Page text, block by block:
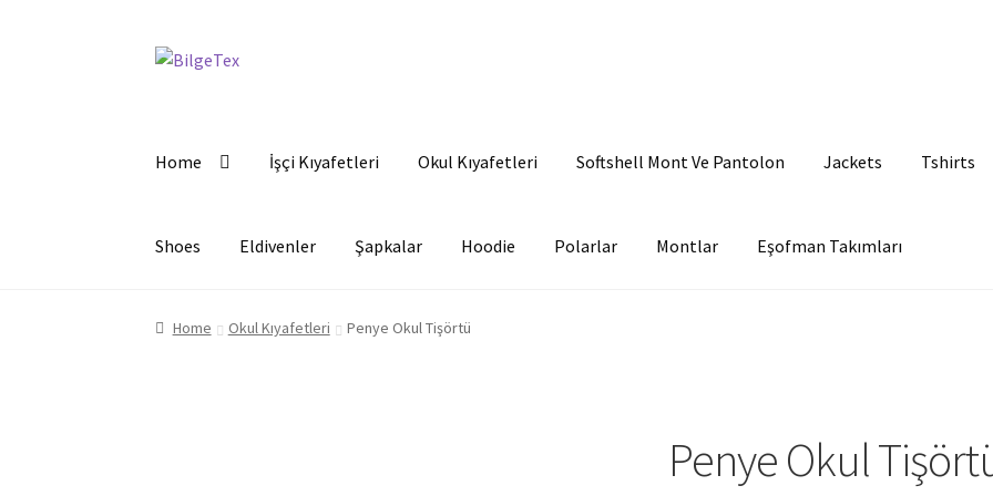
Skip
Skip
Home İşçi Kıyafetleri Okul Kıyafetleri Softshell Mont Ve Pantolon Jackets Tshirts
Shoes Eldivenler Şapkalar Hoodie Polarlar Montlar Eşofman Takımları
Home Okul Kıyafetleri Penye Okul Tişörtü
Penye Okul